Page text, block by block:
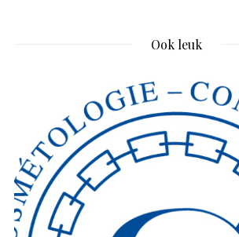
Ook leuk